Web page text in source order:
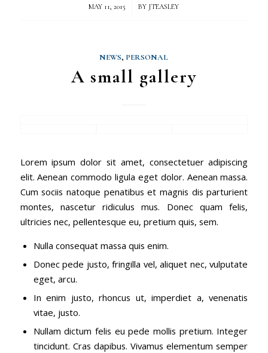
MAY 11, 2015
/ BY JTEASLEY
NEWS, PERSONAL
A small gallery
Lorem ipsum dolor sit amet, consectetuer adipiscing
elit. Aenean commodo ligula eget dolor. Aenean massa.
Cum sociis natoque penatibus et magnis dis parturient
montes, nascetur ridiculus mus. Donec quam felis,
ultricies nec, pellentesque eu, pretium quis, sem.
Nulla consequat massa quis enim.
Donec pede justo, fringilla vel, aliquet nec, vulputate
eget, arcu.
In enim justo, rhoncus ut, imperdiet a, venenatis
vitae, justo.
Nullam dictum felis eu pede mollis pretium. Integer
tincidunt. Cras dapibus. Vivamus elementum semper